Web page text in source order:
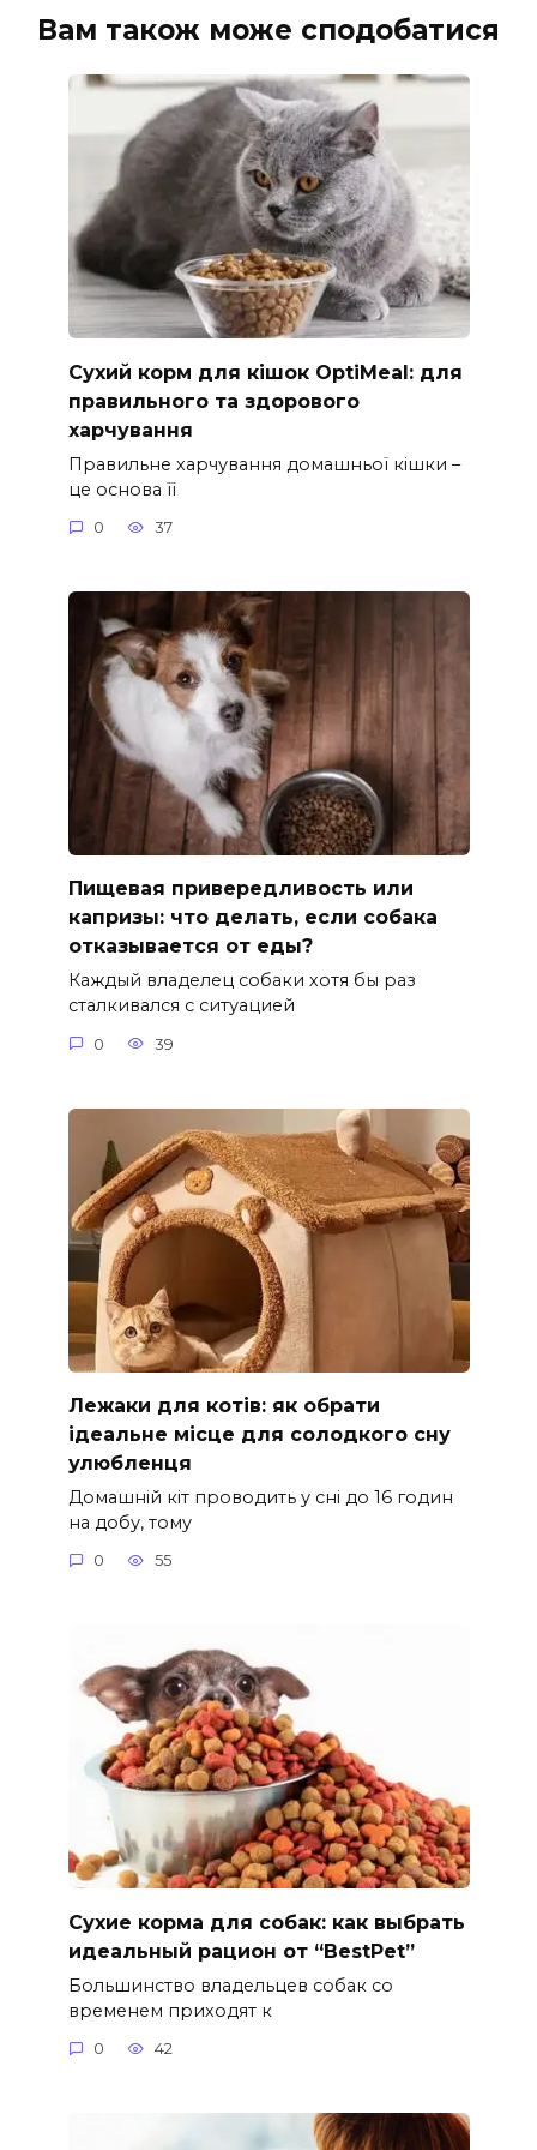
Вам також може сподобатися
Сухий корм для кішок OptiMeal: для
правильного та здорового
харчування
Правильне харчування домашньої кішки –
це основа її
0 37
Пищевая привередливость или
капризы: что делать, если собака
отказывается от еды?
Каждый владелец собаки хотя бы раз
сталкивался с ситуацией
0 39
Лежаки для котів: як обрати
ідеальне місце для солодкого сну
улюбленця
Домашній кіт проводить у сні до 16 годин
на добу, тому
0 55
Сухие корма для собак: как выбрать
идеальный рацион от “BestPet”
Большинство владельцев собак со
временем приходят к
0 42